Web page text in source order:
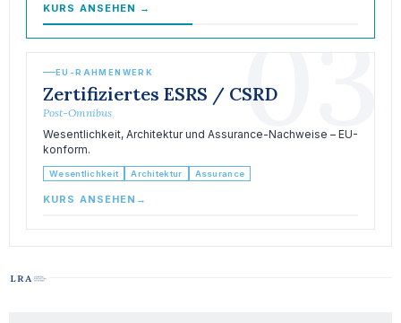
KURS ANSEHEN → 03
EU-RAHMENWERK
Zertifiziertes ESRS / CSRD
Post-Omnibus
Wesentlichkeit, Architektur und Assurance-Nachweise – EU-
konform.
Wesentlichkeit Architektur Assurance
KURS ANSEHEN →